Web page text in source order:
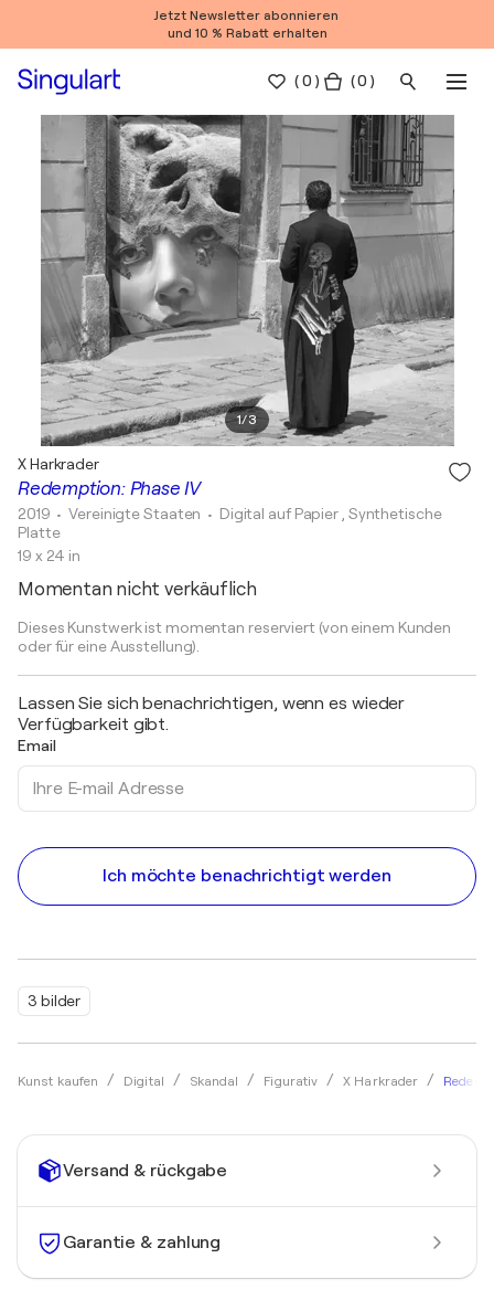
Jetzt Newsletter abonnieren
und 10 % Rabatt erhalten
(0 ) ( 0 )
1/3
3 bilder
Kunst kaufen Digital Skandal Figurativ X Harkrader
Redemption: Phase IV
X Harkrader
2019 • Vereinigte Staaten • Digital auf Papier , Synthetische
Platte
19 x 24 in
Momentan nicht verkäuflich
Dieses Kunstwerk ist momentan reserviert (von einem Kunden
oder für eine Ausstellung).
Lassen Sie sich benachrichtigen, wenn es wieder
Verfügbarkeit gibt.
Email
Ich möchte benachrichtigt werden
Versand & rückgabe
Garantie & zahlung